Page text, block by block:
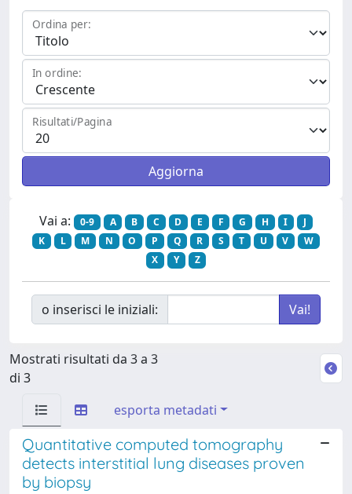
Ordina per:
In ordine:
Risultati/Pagina
Vai a: 0-9 A B C D E F G H I
J
K
L M N O P Q R S T U V
W
X
Y Z
o inserisci le iniziali:
Mostrati risultati da 3 a 3
di 3
esporta metadati
Quantitative computed tomography
detects interstitial lung diseases proven
by biopsy